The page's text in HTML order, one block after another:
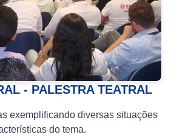
- PALESTRA TEATRAL
exemplificando diversas situações
do tema.